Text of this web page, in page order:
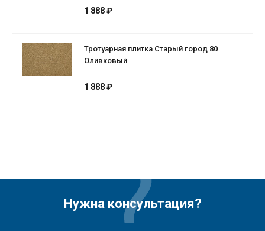
1 888 ₽
Тротуарная плитка Старый город 80
Оливковый
1 888 ₽
Нужна консультация?